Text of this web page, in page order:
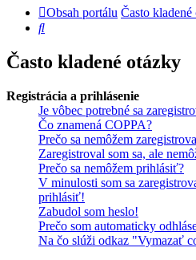
Obsah portálu Často kladené
Hľadať
Často kladené otázky
Registrácia a prihlásenie
Je vôbec potrebné sa
Čo znamená COPPA?
Prečo sa nemôžem
Zaregistroval som sa, ale
Prečo sa nemôžem prihlásiť?
V minulosti som sa
prihlásiť!
Zabudol som heslo!
Prečo som automaticky
Na čo slúži odkaz "Vymazať